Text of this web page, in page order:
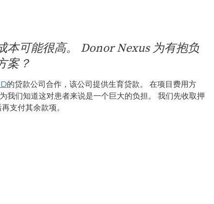
本可能很高。 Donor Nexus 为有抱负
案？
的贷款公司合作，该公司提供生育贷款。 在项目费用方
我们知道这对患者来说是一个巨大的负担。 我们先收取押
支付其余款项。